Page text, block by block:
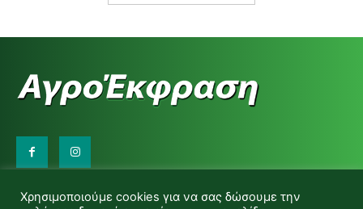
d.makas@yahoo.gr
Χρησιμοποιούμε cookies για να σας δώσουμε την